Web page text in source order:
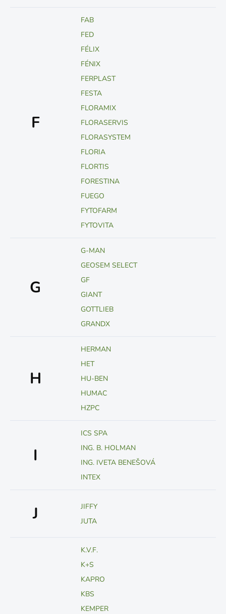
F
FAB
FED
FÉLIX
FÉNIX
FERPLAST
FESTA
FLORAMIX
FLORASERVIS
FLORASYSTEM
FLORIA
FLORTIS
FORESTINA
FUEGO
FYTOFARM
FYTOVITA
G
G-MAN
GEOSEM SELECT
GF
GIANT
GOTTLIEB
GRANDX
H
HERMAN
HET
HU-BEN
HUMAC
HZPC
I
ICS SPA
ING. B. HOLMAN
ING. IVETA BENEŠOVÁ
INTEX
J
JIFFY
JUTA
K.V.F.
K+S
KAPRO
KBS
KEMPER